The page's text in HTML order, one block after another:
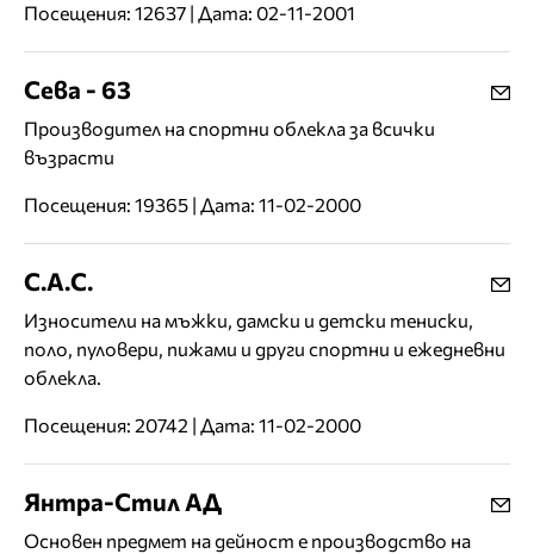
Посещения: 12637 | Дата: 02-11-2001
Сева - 63
Производител на спортни облекла за всички
възрасти
Посещения: 19365 | Дата: 11-02-2000
С.А.С.
Износители на мъжки, дамски и детски тениски,
поло, пуловери, пижами и други спортни и ежедневни
облекла.
Посещения: 20742 | Дата: 11-02-2000
Янтра-Стил АД
Основен предмет на дейност е производство на